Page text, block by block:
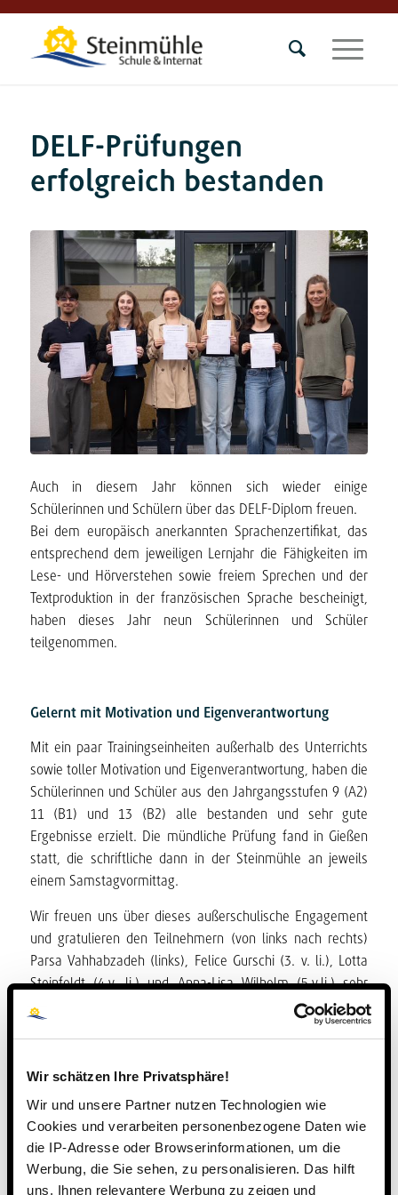
Wir schätzen Ihre Privatsphäre!
Wir und unsere Partner nutzen Technologien wie
Cookies und verarbeiten personenbezogene Daten wie
die IP-Adresse oder Browserinformationen, um die
Werbung, die Sie sehen, zu personalisieren. Das hilft
uns, Ihnen relevantere Werbung zu zeigen und
DELF-Prüfungen
erfolgreich bestanden
Auch in diesem Jahr können sich wieder einige
Schülerinnen und Schülern über das DELF-Diplom freuen.
Bei dem europäisch anerkannten Sprachenzertifikat, das
entsprechend dem jeweiligen Lernjahr die Fähigkeiten im
Lese- und Hörverstehen sowie freiem Sprechen und der
Textproduktion in der französischen Sprache bescheinigt,
haben dieses Jahr neun Schülerinnen und Schüler
teilgenommen.
Gelernt mit Motivation und Eigenverantwortung
Mit ein paar Trainingseinheiten außerhalb des Unterrichts
sowie toller Motivation und Eigenverantwortung, haben die
Schülerinnen und Schüler aus den Jahrgangsstufen 9 (A2)
11 (B1) und 13 (B2) alle bestanden und sehr gute
Ergebnisse erzielt. Die mündliche Prüfung fand in Gießen
statt, die schriftliche dann in der Steinmühle an jeweils
einem Samstagvormittag.
Wir freuen uns über dieses außerschulische Engagement
und gratulieren den Teilnehmern (von links nach rechts)
Parsa Vahhabzadeh (links), Felice Gurschi (3. v. li.), Lotta
Steinfeldt (4.v. li.) und Anna-Lisa Wilhelm (5.v.li.) sehr
herzlich, rechts im Bild Fachlehrerin Kristina Sokoli.
Félicitations!